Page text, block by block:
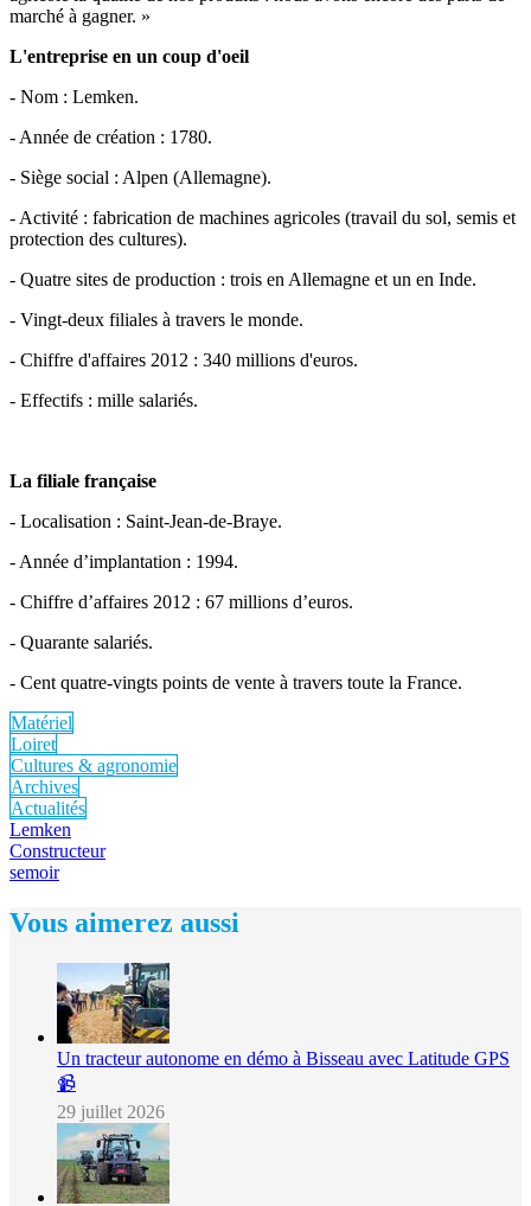
marché à gagner. »
L'entreprise en un coup d'oeil
- Nom : Lemken.
- Année de création : 1780.
- Siège social : Alpen (Allemagne).
- Activité : fabrication de machines agricoles (travail du sol, semis et
protection des cultures).
- Quatre sites de production : trois en Allemagne et un en Inde.
- Vingt-deux filiales à travers le monde.
- Chiffre d'affaires 2012 : 340 millions d'euros.
- Effectifs : mille salariés.
La filiale française
- Localisation : Saint-Jean-de-Braye.
- Année d’implantation : 1994.
- Chiffre d’affaires 2012 : 67 millions d’euros.
- Quarante salariés.
- Cent quatre-vingts points de vente à travers toute la France.
Matériel
Loiret
Cultures & agronomie
Archives
Actualités
Lemken
Constructeur
semoir
Vous aimerez aussi
Un tracteur autonome en démo à Bisseau avec Latitude GPS
📹
29 juillet 2026